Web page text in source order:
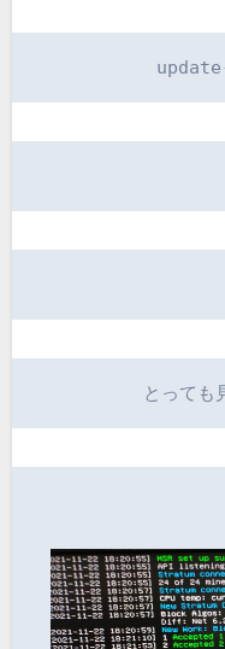
とっても